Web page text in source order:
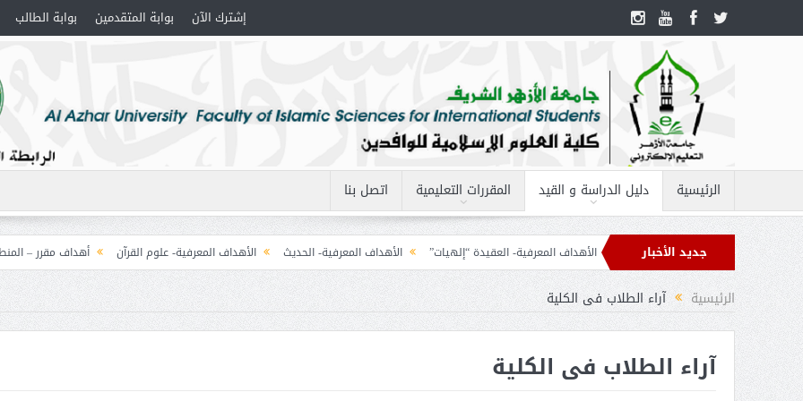
إشترك الآن بوابة المتقدمين بوابة الطالب
الرئيسية دليل الدراسة و القيد المقررات التعليمية اتصل بنا
جديد الأخبارمقرر – الحاسب الآلى 2 الأهداف المعرفية- العقيدة “إلهيات” الأهداف المعرفية- الحديث الأهداف المعرفية- علوم القرآن أهداف مقرر – المنطق (1) التصورات
الرئيسية آراء الطلاب فى الكلية
آراء الطلاب فى الكلية